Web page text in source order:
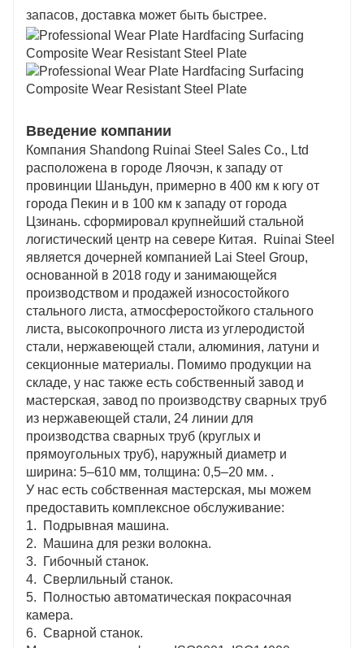
запасов, доставка может быть быстрее.
Введение компании
Компания Shandong Ruinai Steel Sales Co., Ltd
расположена в городе Ляочэн, к западу от
провинции Шаньдун, примерно в 400 км к югу от
города Пекин и в 100 км к западу от города
Цзинань. сформировал крупнейший стальной
логистический центр на севере Китая. Ruinai Steel
является дочерней компанией Lai Steel Group,
основанной в 2018 году и занимающейся
производством и продажей износостойкого
стального листа, атмосферостойкого стального
листа, высокопрочного листа из углеродистой
стали, нержавеющей стали, алюминия, латуни и
секционные материалы. Помимо продукции на
складе, у нас также есть собственный завод и
мастерская, завод по производству сварных труб
из нержавеющей стали, 24 линии для
производства сварных труб (круглых и
прямоугольных труб), наружный диаметр и
ширина: 5–610 мм, толщина: 0,5–20 мм. .
У нас есть собственная мастерская, мы можем
предоставить комплексное обслуживание:
1. Подрывная машина.
2. Машина для резки волокна.
3. Гибочный станок.
4. Сверлильный станок.
5. Полностью автоматическая покрасочная
камера.
6. Сварной станок.